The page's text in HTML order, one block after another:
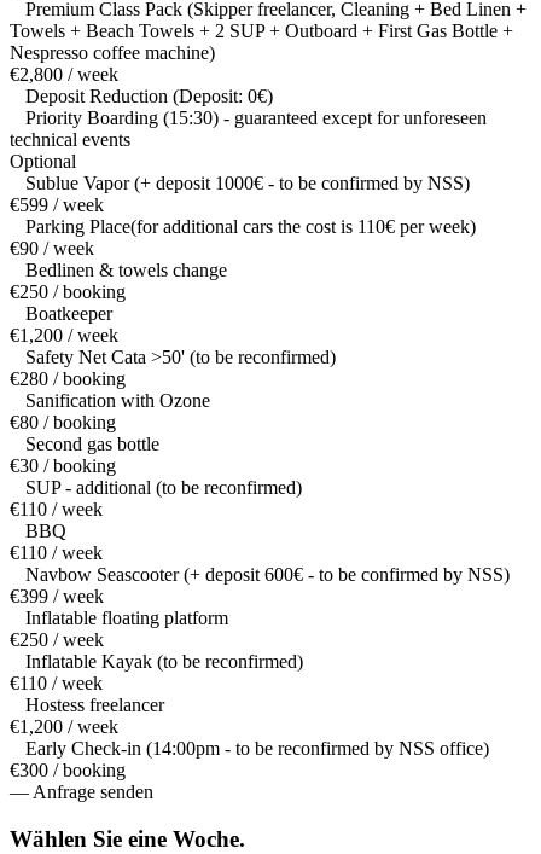
Premium Class Pack (Skipper freelancer, Cleaning + Bed Linen +
Towels + Beach Towels + 2 SUP + Outboard + First Gas Bottle +
Nespresso coffee machine)
€2,800 / week
Deposit Reduction (Deposit: 0€)
Priority Boarding (15:30) - guaranteed except for unforeseen
technical events
Optional
Sublue Vapor (+ deposit 1000€ - to be confirmed by NSS)
€599 / week
Parking Place(for additional cars the cost is 110€ per week)
€90 / week
Bedlinen & towels change
€250 / booking
Boatkeeper
€1,200 / week
Safety Net Cata >50' (to be reconfirmed)
€280 / booking
Sanification with Ozone
€80 / booking
Second gas bottle
€30 / booking
SUP - additional (to be reconfirmed)
€110 / week
BBQ
€110 / week
Navbow Seascooter (+ deposit 600€ - to be confirmed by NSS)
€399 / week
Inflatable floating platform
€250 / week
Inflatable Kayak (to be reconfirmed)
€110 / week
Hostess freelancer
€1,200 / week
Early Check-in (14:00pm - to be reconfirmed by NSS office)
€300 / booking
— Anfrage senden
Wählen Sie eine Woche.